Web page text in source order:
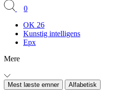
0
OK 26
Kunstig intelligens
Epx
Mere
Mest læste emner Alfabetisk